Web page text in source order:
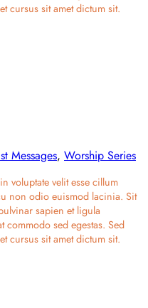
cursus sit amet dictum sit.
Messages, Worship Series
voluptate velit esse cillum
non odio euismod lacinia. Sit
sapien et ligula
commodo sed egestas. Sed
cursus sit amet dictum sit.